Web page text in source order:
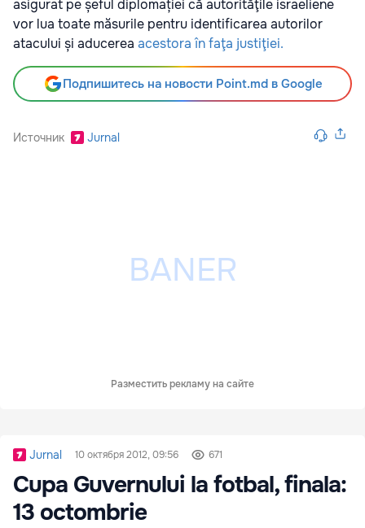
asigurat pe șeful diplomației că autorităţile israeliene
vor lua toate măsurile pentru identificarea autorilor
atacului și aducerea acestora în faţa justiţiei.
Подпишитесь на новости Point.md в Google
Источник Jurnal
Разместить рекламу на сайте
Jurnal 10 октября 2012, 09:56 671
Cupa Guvernului la fotbal, finala:
13 octombrie